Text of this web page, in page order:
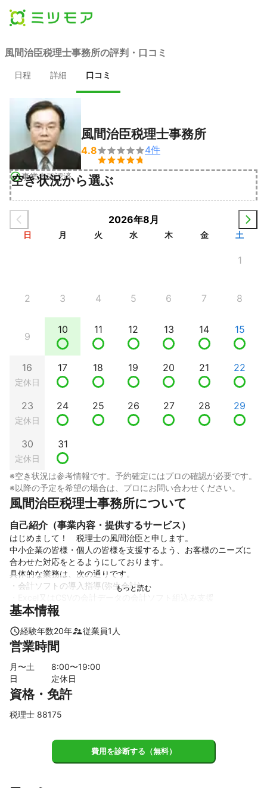
風間治臣税理士事務所の評判・口コミ
日程 詳細 口コミ
事業者確認済
風間治臣税理士事務所
4.8

4件
空き状況から選ぶ
2026年8月
日 月 火 水 木 金 土
1
2 3 4 5 6 7 8
9
10 11 12 13 14 15
16
定休日
17 18 19 20 21 22
23
定休日
24 25 26 27 28 29
30
定休日
31
※空き状況は参考情報です。予約確定にはプロの確認が必要です。
※以降の予定を希望の場合は、プロにお問い合わせください。
風間治臣税理士事務所について
自己紹介（事業内容・提供するサービス）
はじめまして！　税理士の風間治臣と申します。
中小企業の皆様・個人の皆様を支援するよう、お客様のニーズに
合わせた対応をとるようにしております。
具体的な業務は、次の通りです。
・会計ソフトの導入指導(弥生会計)
・記帳代行、給与計算
・法人税・所得税・消費税・相続税・贈与税の申告書作成
・税務相談、税務調査
これまでの実績
財務省退官後、税理士事務所勤務を経て、平成１１年税理士とし
て開業しました。
アピールポイント
お客様のニーズに合わせた対応をとるよう相談いたします。
基本情報
経験年数20年 従業員1 人
営業時間
月〜土 8:00〜19:00
日
定休日
資格・免許
税理士 88175
費用を診断する（無料）